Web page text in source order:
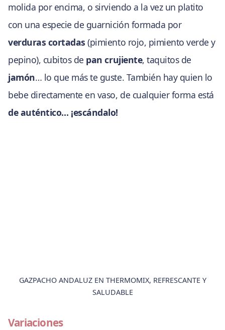
molida por encima, o sirviendo a la vez un platito
con una especie de guarnición formada por
verduras cortadas (pimiento rojo, pimiento verde y
pepino), cubitos de pan crujiente, taquitos de
jamón… lo que más te guste. También hay quien lo
bebe directamente en vaso, de cualquier forma está
de auténtico… ¡escándalo!
GAZPACHO ANDALUZ EN THERMOMIX, REFRESCANTE Y
SALUDABLE
Variaciones